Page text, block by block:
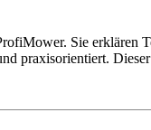
Sie
praxisorientiert.